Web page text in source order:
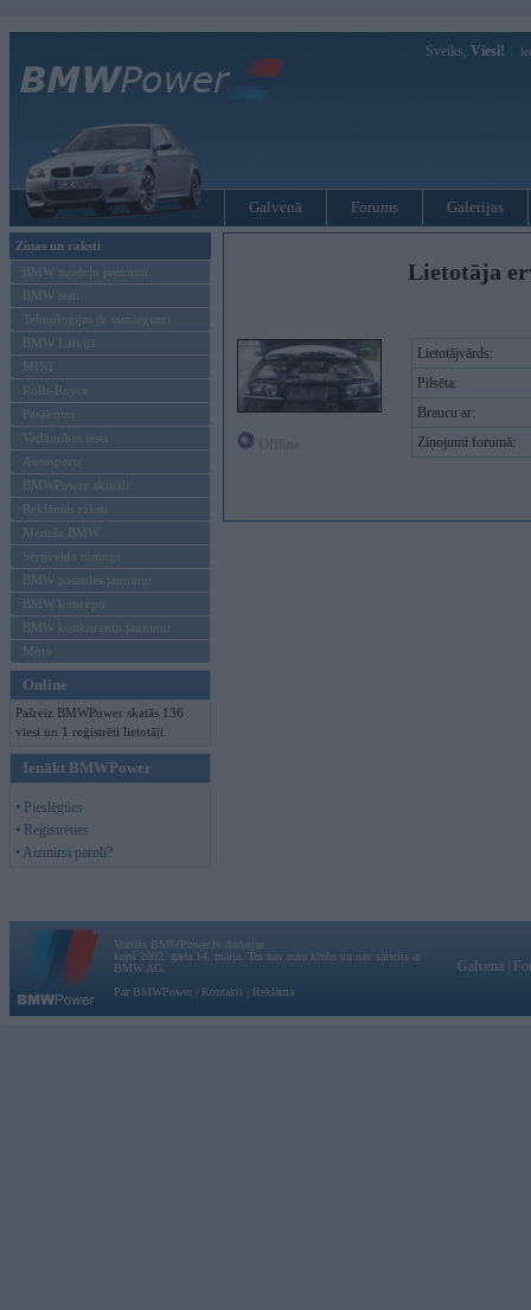
Sveiks, Viesi!
Galvenā Forums Galerijas
Ziņas un raksti
BMW modeļu jaunumi
BMW testi
Tehnoloģijas & sasniegumi
BMW Latvijā
MINI
Rolls-Royce
Pasākumi
Vadāmības tests
Autosports
BMWPower aktuāli
Reklāmas raksti
Mēneša BMW
Sērijveida tūnings
BMW pasaules jaunumi
BMW koncepti
BMW konkurentu jaunumi
Moto
Online
Pašreiz BMWPower skatās 136
viesi un 1 reģistrēti lietotāji.
Ienākt BMWPower
• Pieslēgties
• Reģistrēties
• Aizmirsi paroli?
Lietotāja
Lietotājvārds:
Pilsēta:
Braucu ar:
Ziņojumi forumā:
Vortāls BMWPower.lv darbojas
kopš 2002. gada 14. maija. Tas nav auto klubs un nav saistīts ar
BMW AG.
Par BMWPower
Kontakti Reklāma
Galvena